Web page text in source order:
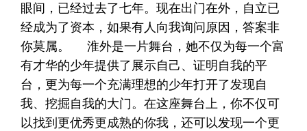
眼间，已经过去了七年。现在出门在外，自立已
经成为了资本，如果有人向我询问原因，答案非
你莫属。 淮外是一片舞台，她不仅为每一个富
有才华的少年提供了展示自己、证明自我的平
台，更为每一个充满理想的少年打开了发现自
我、挖掘自我的大门。在这座舞台上，你不仅可
以找到更优秀更成熟的你我，还可以发现一个更